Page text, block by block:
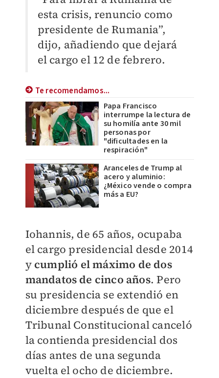
esta crisis, renuncio como
presidente de Rumania”,
dijo, añadiendo que dejará
el cargo el 12 de febrero.
Te recomendamos...
Papa Francisco
interrumpe la lectura de
su homilía ante 30 mil
personas por
"dificultades en la
respiración"
Aranceles de Trump al
acero y aluminio:
¿México vende o compra
más a EU?
Iohannis, de 65 años, ocupaba
el cargo presidencial desde 2014
y cumplió el máximo de dos
mandatos de cinco años. Pero
su presidencia se extendió en
diciembre después de que el
Tribunal Constitucional canceló
la contienda presidencial dos
días antes de una segunda
vuelta el ocho de diciembre.